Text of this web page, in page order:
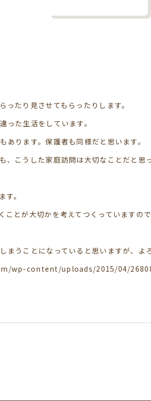
たり見させてもらったりします。
った生活をしています。
ります。保護者も同様だと思います。
こうした家庭訪問は大切なことだと思っ
。
とが大切かを考えてつくっていますの
うことになっていると思いますが、よ
wp-content/uploads/2015/04/